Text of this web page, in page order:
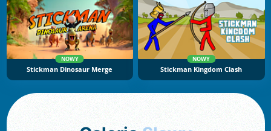
NOWY
Stickman Dinosaur Merge
NOWY
Stickman Kingdom Clash